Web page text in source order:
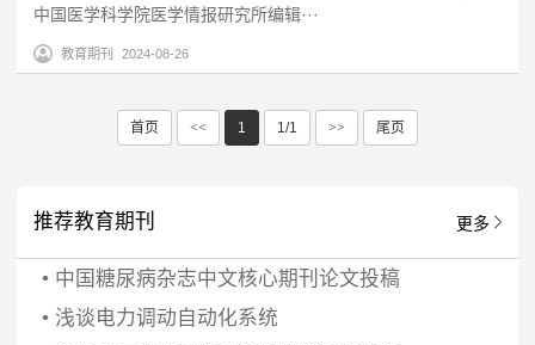
中国医学科学院医学情报研究所编辑···
教育期刊 2024-08-26
首页 << 1 1/1 >> 尾页
推荐教育期刊 更多
• 中国糖尿病杂志中文核心期刊论文投稿
• 浅谈电力调动自动化系统